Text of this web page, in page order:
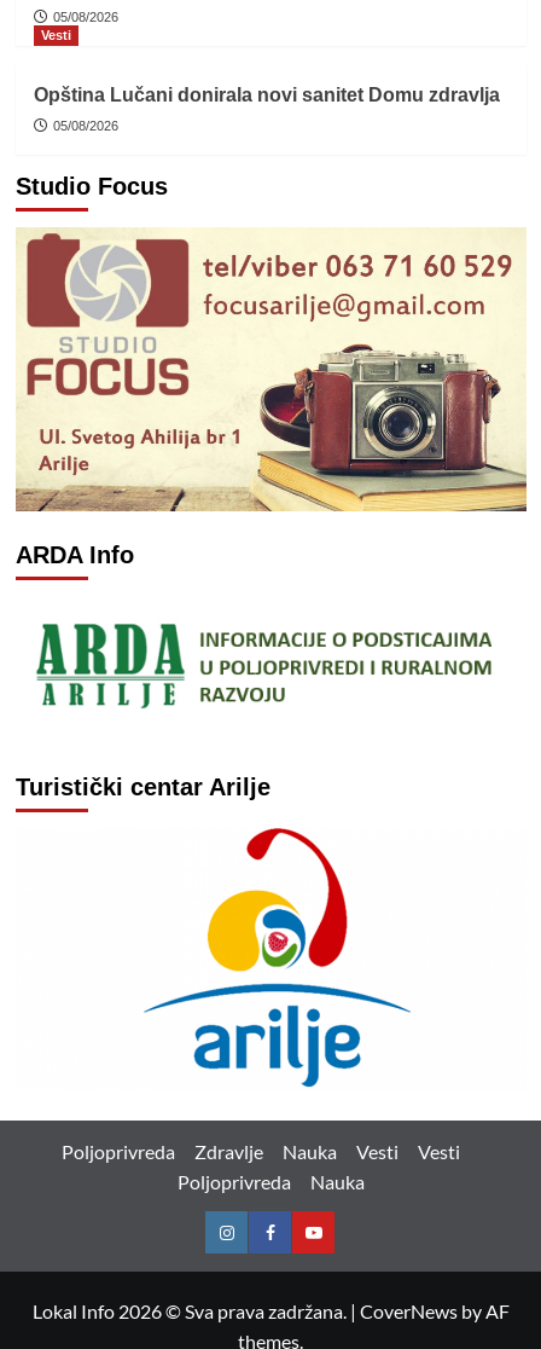
05/08/2026
Vesti
Opština Lučani donirala novi sanitet Domu zdravlja
05/08/2026
Studio Focus
ARDA Info
Turistički centar Arilje
Poljoprivreda Zdravlje Nauka Vesti
Vesti
Poljoprivreda
Nauka
InstagramFacebookYoutube
Lokal Info 2026 © Sva prava zadržana. | CoverNewsby AF
themes.